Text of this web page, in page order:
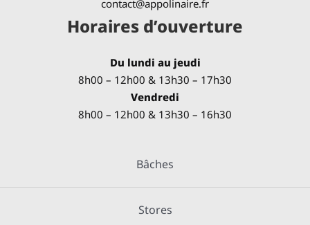
contact@appolinaire.fr
Horaires d’ouverture
Du lundi au jeudi
8h00 – 12h00 & 13h30 – 17h30
Vendredi
8h00 – 12h00 & 13h30 – 16h30
Bâches
Stores